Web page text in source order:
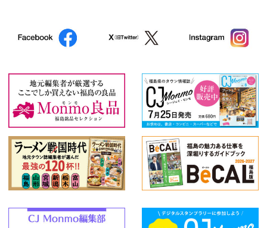
スイーツ うなぎ
2020年夏の宴会情報
絞り込む